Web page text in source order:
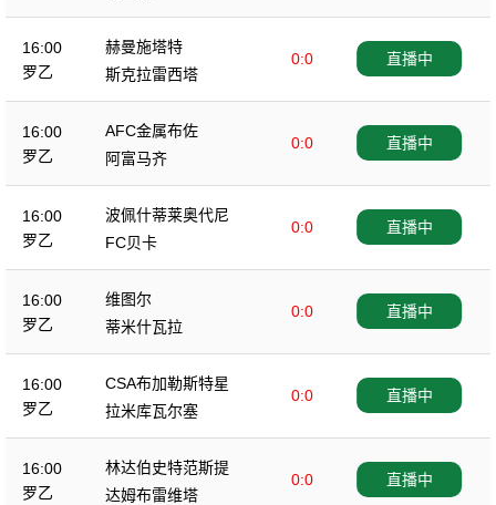
16:00
罗乙
赫曼施塔特
0:0
斯克拉雷西塔
直播中
16:00
罗乙
AFC金属布佐
0:0
阿富马齐
直播中
16:00
罗乙
波佩什蒂莱奥代尼
0:0
FC贝卡
直播中
16:00
罗乙
维图尔
0:0
蒂米什瓦拉
直播中
16:00
罗乙
CSA布加勒斯特星
0:0
拉米库瓦尔塞
直播中
16:00
罗乙
林达伯史特范斯提
0:0
达姆布雷维塔
直播中